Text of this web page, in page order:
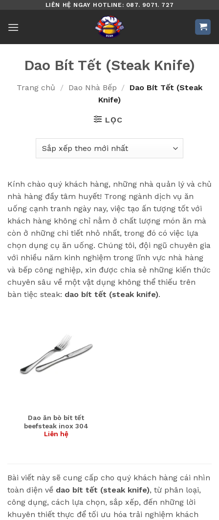
nội
dung
LIÊN HỆ NGAY HOTLINE: 087. 9071. 727
Dao Bít Tết (Steak Knife)
Trang chủ / Dao Nhà Bếp / Dao Bít Tết (Steak
Knife)
LỌC
Kính chào quý khách hàng, những nhà quản lý và chủ
nhà hàng đầy tâm huyết! Trong ngành dịch vụ ăn
uống cạnh tranh ngày nay, việc tạo ấn tượng tốt với
khách hàng không chỉ nằm ở chất lượng món ăn mà
còn ở những chi tiết nhỏ nhất, trong đó có việc lựa
chọn dụng cụ ăn uống. Chúng tôi, đội ngũ chuyên gia
với nhiều năm kinh nghiệm trong lĩnh vực nhà hàng
và bếp công nghiệp, xin được chia sẻ những kiến thức
chuyên sâu về một vật dụng không thể thiếu trên
bàn tiệc steak: dao bít tết (steak knife).
Dao ăn bò bít tết
beefsteak inox 304
Liên hệ
Bài viết này sẽ cung cấp cho quý khách hàng cái nhìn
toàn diện về dao bít tết (steak knife), từ phân loại,
công dụng, cách lựa chọn, sắp xếp, đến những lời
khuyên thiết thực để tối ưu hóa trải nghiệm khách